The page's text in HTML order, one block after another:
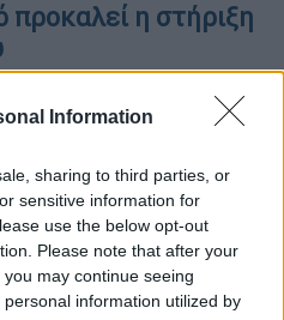
Information
sharing to third parties, or
sensitive information for
use the below opt-out
Please note that after your
may continue seeing
information utilized by
η στήριξη
δεν είναι κατηγορία,
περισσότερο "τίτλος
αρχών»,
της η Λαϊκή